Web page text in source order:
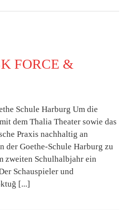
FORCE &
Schule Harburg Um die
dem Thalia Theater sowie das
Praxis nachhaltig an
der Goethe-Schule Harburg zu
zweiten Schulhalbjahr ein
Schauspieler und
[...]